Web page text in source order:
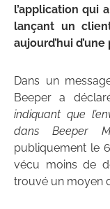
l’application qui
lançant un
aujourd’hui
Dans un
Beeper a
indiquant que
dans Beeper
publiquement le
vécu moins de
trouvé un moyen